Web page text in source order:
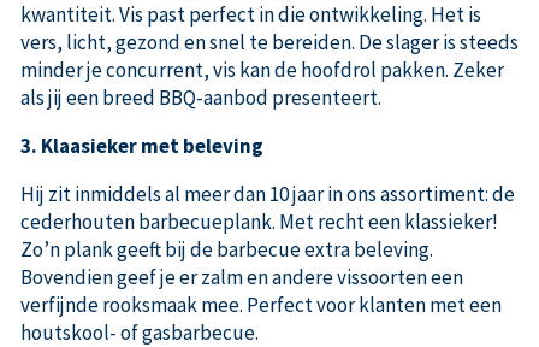
kwantiteit. Vis ­past perfect in die ontwikkeling. Het is
vers, licht, gezond en snel te bereiden. De slager is steeds
minder je concurrent, vis kan de hoofdrol pakken. Zeker
als jij een breed BBQ-aanbod presenteert.
3. Klaasieker met beleving
Hij zit inmiddels al meer dan 10 jaar in ons assortiment: de
cederhouten barbecueplank. Met recht een klassieker!
Zo’n plank geeft bij de barbecue extra beleving.
Bovendien geef je er zalm en andere vissoorten een
verfijnde rooksmaak mee. Perfect voor klanten met een
houtskool- of gasbarbecue.